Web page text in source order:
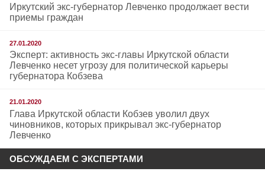
Иркутский экс-губернатор Левченко продолжает вести
приемы граждан
27.01.2020
Эксперт: активность экс-главы Иркутской области
Левченко несет угрозу для политической карьеры
губернатора Кобзева
21.01.2020
Глава Иркутской области Кобзев уволил двух
чиновников, которых прикрывал экс-губернатор
Левченко
ОБСУЖДАЕМ С ЭКСПЕРТАМИ